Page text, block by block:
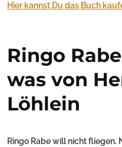
Hier kannst Du das Buch
Ringo
was von
Löhlein
Ringo Rabe will nicht fliegen.